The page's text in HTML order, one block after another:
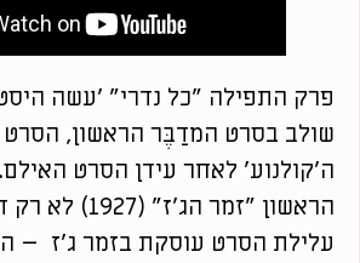
פרק התפילה "כל נדרי" 'עשה
שולב בסרט המדַבֶּר הראשון,
ה'קולנוע' לאחר עידן הסרט
הראשון "זמר
עלילת הסרט עוסקת בזמר ג'ז –